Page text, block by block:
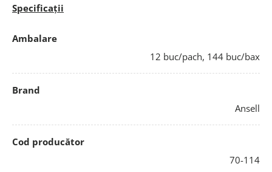
Specificații
Ambalare
12 buc/pach, 144 buc/bax
Brand
Ansell
Cod producător
70-114